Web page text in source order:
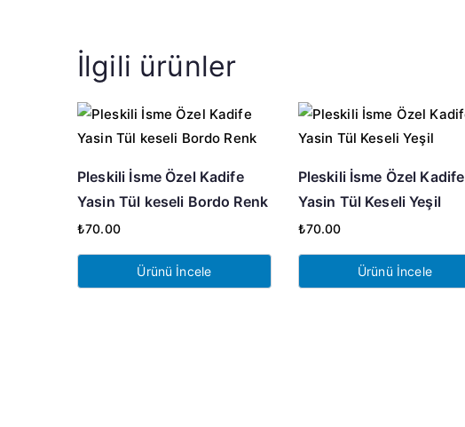
İlgili ürünler
Pleskili İsme Özel Kadife
Yasin Tül keseli Bordo Renk
₺70.00
Ürünü İncele
Pleskili İsme Özel Kadife
Yasin Tül Keseli Yeşil
₺70.00
Ürünü İncele